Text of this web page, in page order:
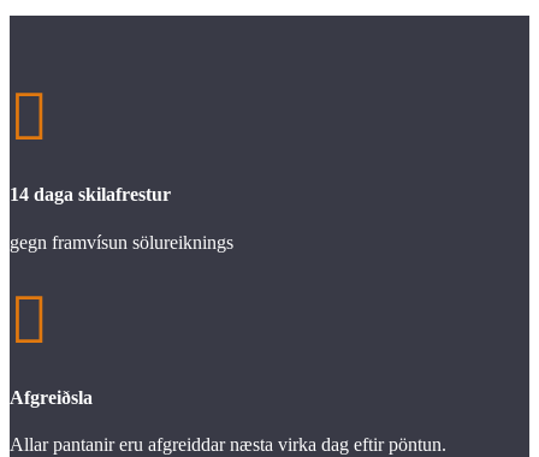

14 daga skilafrestur
gegn framvísun sölureiknings

Afgreiðsla
Allar pantanir eru afgreiddar næsta virka dag eftir pöntun.